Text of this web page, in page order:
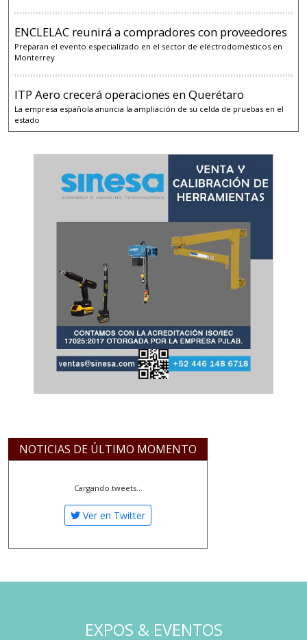
ENCLELAC reunirá a compradores con proveedores
Preparan el evento especializado en el sector de electrodomésticos en
Monterrey
ITP Aero crecerá operaciones en Querétaro
La empresa española anuncia la ampliación de su celda de pruebas en el
estado
NOTICIAS DE ÚLTIMO MOMENTO
Cargando tweets...
Ver en Twitter
EXPOS & EVENTOS